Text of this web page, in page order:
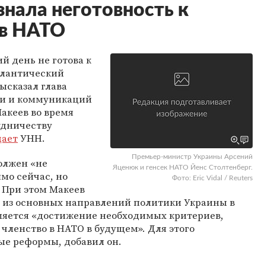
неготовность к
НАТО
Премьер-министр Украины Арсений
Яценюк и генсек НАТО Йенс Столтенберг.
Фото: Eric Vidal / Reuters
день не готова к
глава
и коммуникаций
во время
УНН.
«не
сейчас, но
При этом Макеев
основных направлений политики Украины в
«достижение необходимых критериев,
в НАТО в будущем». Для этого
реформы, добавил он.